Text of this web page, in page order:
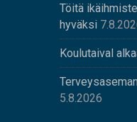
Töitä
hyväksi
Koulutaival
5.8.2026